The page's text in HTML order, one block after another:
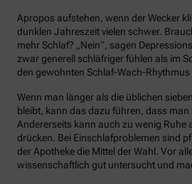
Apropos aufstehen, wenn der Wecker
dunklen Jahreszeit vielen schwer.
mehr Schlaf? „Nein“, sagen
zwar generell schläfriger fühlen als im
den gewohnten Schlaf-Wach-Rhythmus
Wenn man länger als die üblichen
bleibt, kann das dazu führen, dass man
Andererseits kann auch zu wenig Ruhe
drücken. Bei Einschlafproblemen sind
der Apotheke die Mittel der Wahl. Vor
wissenschaftlich gut untersucht und